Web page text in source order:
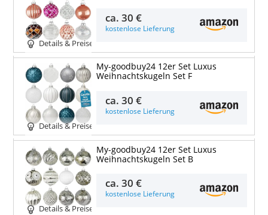
Details & Preise
ca.30 €
kostenlose Lieferung
Details & Preise
My-goodbuy24 12er Set Luxus
Weihnachtskugeln Set F
ca.30 €
kostenlose Lieferung
Details & Preise
My-goodbuy24 12er Set Luxus
Weihnachtskugeln Set B
ca.30 €
kostenlose Lieferung